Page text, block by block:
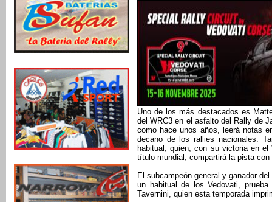
Uno de los más destacados es
del WRC3 en el asfalto del Rally de
como hace unos años, leerá notas
decano de los rallies nacionales.
habitual, quien, con su victoria en
título mundial; compartirá la pista
El subcampeón general y ganador
un habitual de los Vedovati,
Tavernini, quien esta temporada